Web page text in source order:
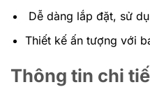
Dễ dàng lắp đặt, sử
Thiết kế ấn tượng với
Thông tin chi